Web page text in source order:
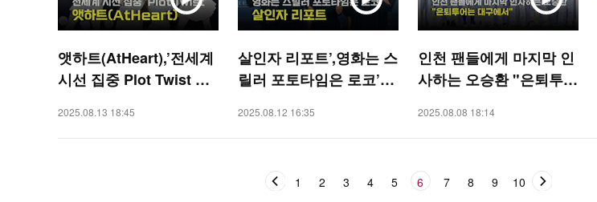
앳하트(AtHeart),’전세계
시선 집중 Plot Twist 무
2025.08.13 18:45
살인자 리포트’,영화는 스
릴러 포토타임은 로코’
2025.08.12 16:35
인천 팬들에게 마지막 인
사하는 오승환 "은퇴투어
TS]
2025.08.08 18:14
1 2 3 4 5 6 7 8 9 10